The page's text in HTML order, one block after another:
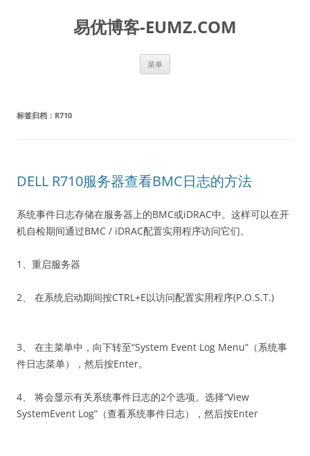
易优博客-EUMZ.COM
菜单
标签归档： R710
DELL R710服务器查看BMC日志的方法
系统事件日志存储在服务器上的BMC或iDRAC中。这样可以在开
机自检期间通过BMC / iDRAC配置实用程序访问它们。
1、重启服务器
2、 在系统启动期间按CTRL+E以访问配置实用程序(P.O.S.T.)
3、 在主菜单中，向下转至“System Event Log Menu”（系统事
件日志菜单），然后按Enter。
4、 将会显示有关系统事件日志的2个选项。选择“View
SystemEvent Log”（查看系统事件日志），然后按Enter